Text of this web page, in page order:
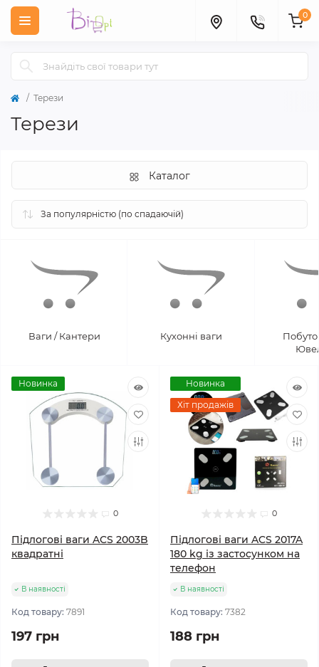
0
Терези
Терези
Каталог
Ваги / Кантери Кухонні ваги
Новинка
0
Підлогові ваги ACS 2003B
квадратні
В наявності
Код товару: 7891
197 грн
Новинка
Хіт продажів
0
Підлогові ваги ACS 2017A
180 kg із застосунком на
телефон
В наявності
Код товару: 7382
188 грн